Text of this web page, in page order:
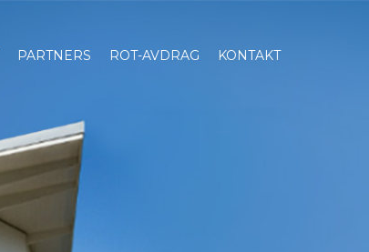
PARTNERS ROT-AVDRAG KONTAKT